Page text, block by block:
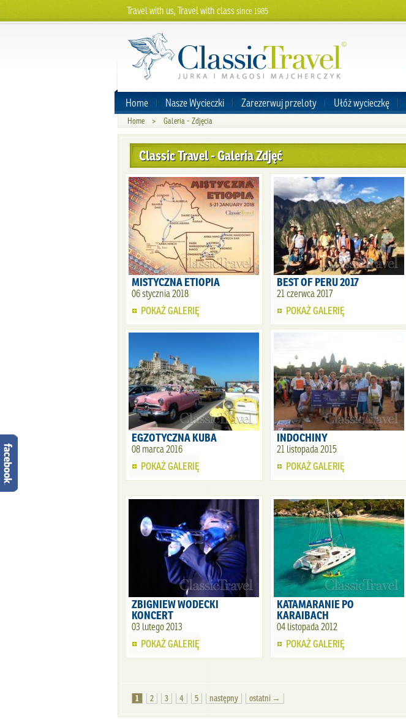
Travel with us, Travel with classsince 1985
Home Nasze Wycieczki Zarezerwuj przeloty Ułóż wycieczkę
Home > Galeria - Zdjęcia
Classic Travel - Galeria Zdjęć
MISTYCZNA ETIOPIA
06 stycznia 2018
POKAŻ GALERIĘ
BEST OF PERU 2017
21 czerwca 2017
POKAŻ GALERIĘ
EGZOTYCZNA KUBA
08 marca 2016
POKAŻ GALERIĘ
INDOCHINY
21 listopada 2015
POKAŻ GALERIĘ
ZBIGNIEW WODECKI
KONCERT
03 lutego 2013
POKAŻ GALERIĘ
KATAMARANIE PO
KARAIBACH
04 listopada 2012
POKAŻ GALERIĘ
1 2 3 4 5 następny ostatni →